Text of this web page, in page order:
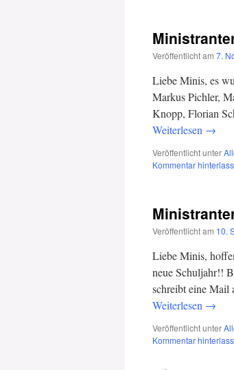
Veröffentlicht am 7.
Liebe Minis, es
Markus Pichler,
Knopp, Florian
Weiterlesen →
Veröffentlicht unter
Kommentar
Veröffentlicht am 10.
Liebe Minis,
neue Schuljahr!!
schreibt eine
Weiterlesen →
Veröffentlicht unter
Kommentar